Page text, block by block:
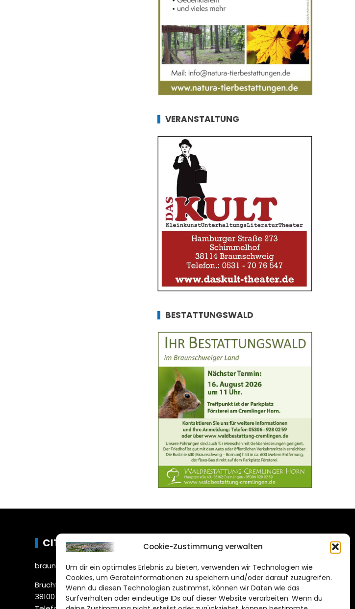
Cookie-Zustimmung verwalten
Um dir ein optimales Erlebnis zu bieten, verwenden wir Technologien wie
Cookies, um Geräteinformationen zu speichern und/oder darauf zuzugreifen.
Wenn du diesen Technologien zustimmst, können wir Daten wie das
Surfverhalten oder eindeutige IDs auf dieser Website verarbeiten. Wenn du
VERANSTALTUNG
BESTATTUNGSWALD
CITYLIFE!
braunschweig@citylifemedien.de
Bruchtorwall 12
38100 Braunschweig
DAS STADTMAGAZIN
FÜR BRAUNSCHWEIG
Impressum
Datenschutzerklärung
Cookie Richtlinie